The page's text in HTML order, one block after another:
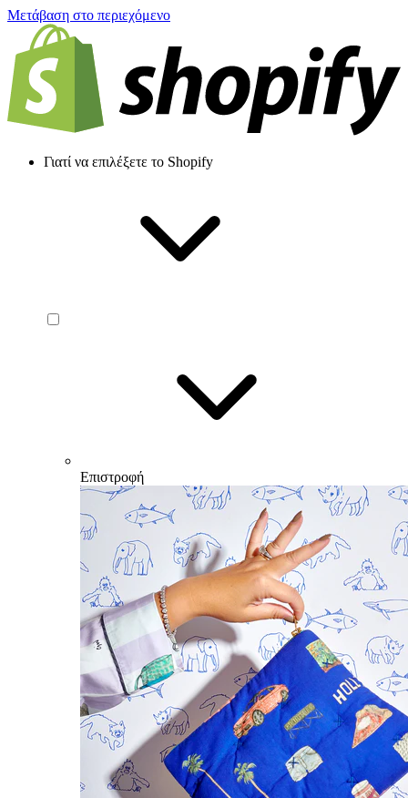
Μετάβαση στο περιεχόμενο
Γιατί να επιλέξετε το Shopify
Επιστροφή